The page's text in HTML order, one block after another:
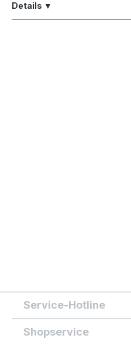
Details ▼
Service-Hotline
Shopservice